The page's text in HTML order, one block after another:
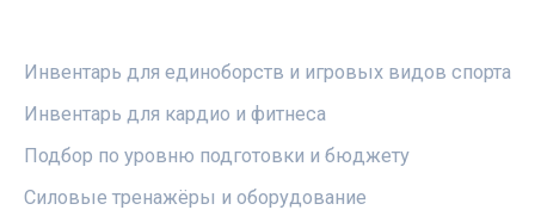
Инвентарь для единоборств и игровых видов спорта
Инвентарь для кардио и фитнеса
Подбор по уровню подготовки и бюджету
Силовые тренажёры и оборудование